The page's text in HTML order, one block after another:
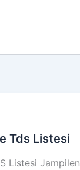
Tds Listesi
Listesi Jampilen